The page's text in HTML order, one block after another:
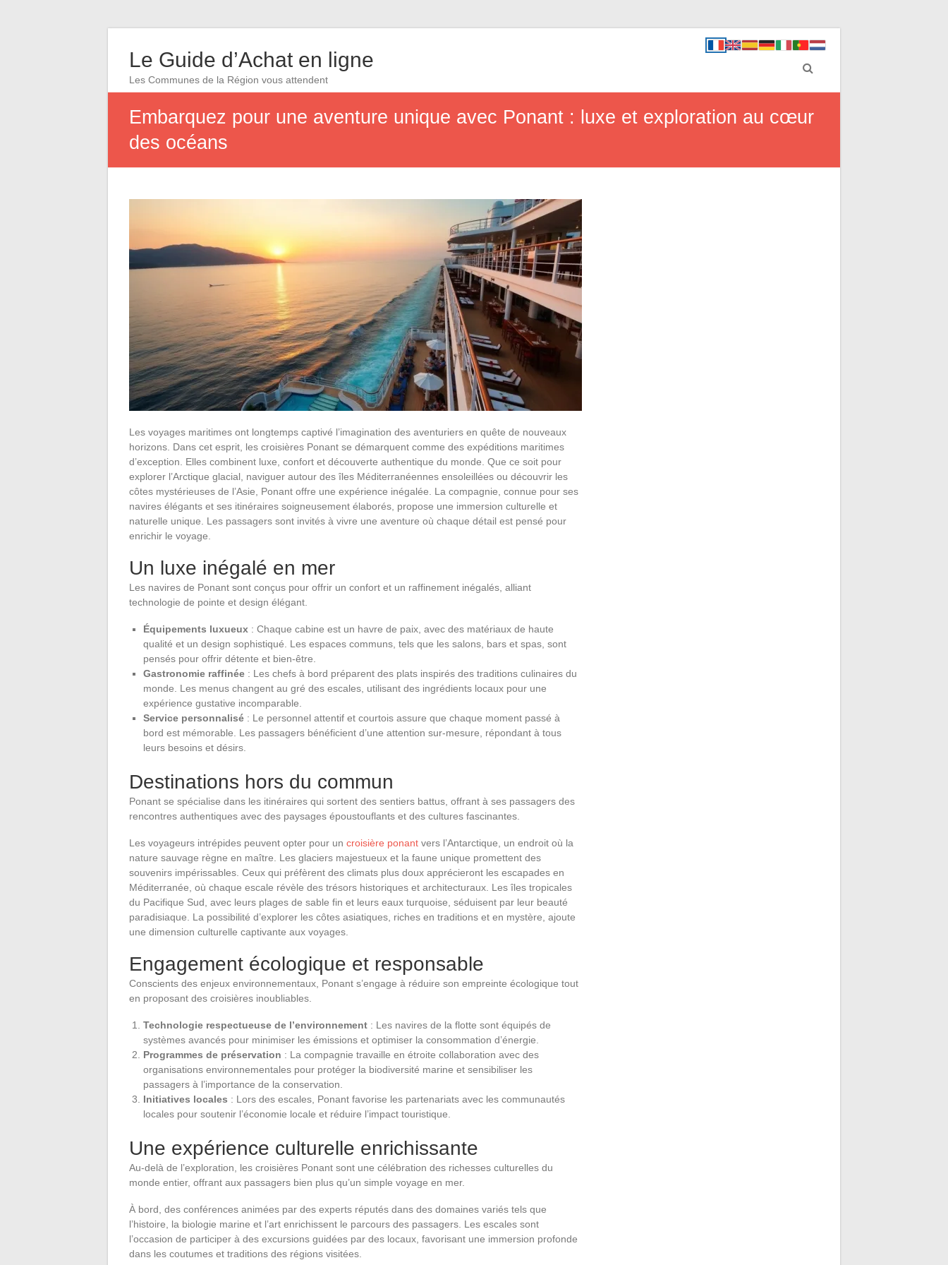
Le Guide d’Achat en ligne
Les Communes de la Région vous attendent
Embarquez pour une aventure unique avec Ponant : luxe et exploration au cœur
des océans
Les voyages maritimes ont longtemps captivé l’imagination des aventuriers en quête de nouveaux
horizons. Dans cet esprit, les croisières Ponant se démarquent comme des expéditions maritimes
d’exception. Elles combinent luxe, confort et découverte authentique du monde. Que ce soit pour
explorer l’Arctique glacial, naviguer autour des îles Méditerranéennes ensoleillées ou découvrir les
côtes mystérieuses de l’Asie, Ponant offre une expérience inégalée. La compagnie, connue pour ses
navires élégants et ses itinéraires soigneusement élaborés, propose une immersion culturelle et
naturelle unique. Les passagers sont invités à vivre une aventure où chaque détail est pensé pour
enrichir le voyage.
Un luxe inégalé en mer
Les navires de Ponant sont conçus pour offrir un confort et un raffinement inégalés, alliant
technologie de pointe et design élégant.
Équipements luxueux : Chaque cabine est un havre de paix, avec des matériaux de haute
qualité et un design sophistiqué. Les espaces communs, tels que les salons, bars et spas, sont
pensés pour offrir détente et bien-être.
Gastronomie raffinée : Les chefs à bord préparent des plats inspirés des traditions culinaires du
monde. Les menus changent au gré des escales, utilisant des ingrédients locaux pour une
expérience gustative incomparable.
Service personnalisé : Le personnel attentif et courtois assure que chaque moment passé à
bord est mémorable. Les passagers bénéficient d’une attention sur-mesure, répondant à tous
leurs besoins et désirs.
Destinations hors du commun
Ponant se spécialise dans les itinéraires qui sortent des sentiers battus, offrant à ses passagers des
rencontres authentiques avec des paysages époustouflants et des cultures fascinantes.
Les voyageurs intrépides peuvent opter pour un croisière ponant vers l’Antarctique, un endroit où la
nature sauvage règne en maître. Les glaciers majestueux et la faune unique promettent des
souvenirs impérissables. Ceux qui préfèrent des climats plus doux apprécieront les escapades en
Méditerranée, où chaque escale révèle des trésors historiques et architecturaux. Les îles tropicales
du Pacifique Sud, avec leurs plages de sable fin et leurs eaux turquoise, séduisent par leur beauté
paradisiaque. La possibilité d’explorer les côtes asiatiques, riches en traditions et en mystère, ajoute
une dimension culturelle captivante aux voyages.
Engagement écologique et responsable
Conscients des enjeux environnementaux, Ponant s’engage à réduire son empreinte écologique tout
en proposant des croisières inoubliables.
Technologie respectueuse de l’environnement : Les navires de la flotte sont équipés de
systèmes avancés pour minimiser les émissions et optimiser la consommation d’énergie.
Programmes de préservation : La compagnie travaille en étroite collaboration avec des
organisations environnementales pour protéger la biodiversité marine et sensibiliser les
passagers à l’importance de la conservation.
Initiatives locales : Lors des escales, Ponant favorise les partenariats avec les communautés
locales pour soutenir l’économie locale et réduire l’impact touristique.
Une expérience culturelle enrichissante
Au-delà de l’exploration, les croisières Ponant sont une célébration des richesses culturelles du
monde entier, offrant aux passagers bien plus qu’un simple voyage en mer.
À bord, des conférences animées par des experts réputés dans des domaines variés tels que
l’histoire, la biologie marine et l’art enrichissent le parcours des passagers. Les escales sont
l’occasion de participer à des excursions guidées par des locaux, favorisant une immersion profonde
dans les coutumes et traditions des régions visitées.